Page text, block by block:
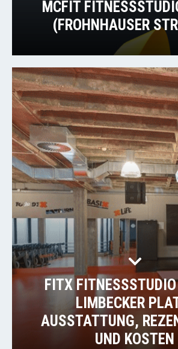
MCFIT
(FROHNHAUSER
FITX
LIMBECKER
AUSSTATTUNG,
UND KOSTEN